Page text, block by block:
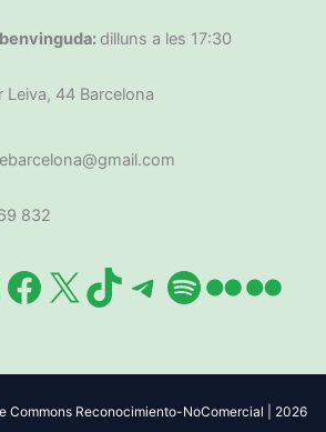
dilluns a les 17:30
Leiva, 44 Barcelona
832
Facebook
X TikTok
Telegram
Spotify
Flickr
Commons Reconocimiento-NoComercial | 2026